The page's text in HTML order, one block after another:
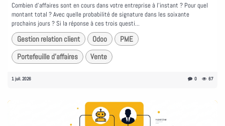
Combien d'affaires sont en cours dans votre entreprise à l'instant ? Pour quel
montant total ? Avec quelle probabilité de signature dans les soixante
prochains jours ? Si la réponse à ces trois questi...
Gestion relation client Odoo
PME
Portefeuille d'affaires
Vente
1 juil. 2026 0 67